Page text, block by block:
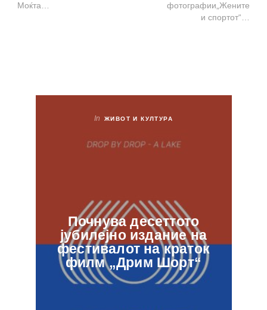
Моќта…
фотографии„Жените
и спортот“…
In ЖИВОТ И КУЛТУРА
Почнува десеттото
јубилејно издание на
фестивалот на краток
филм „Дрим Шорт“